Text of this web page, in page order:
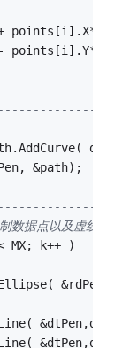
points[i].X* Xm;
points[i].Y* Ym;
dwP,
&path);
数据点以及虚线开关
MX; k++ )
&rdPen,
&dtPen,dwP[